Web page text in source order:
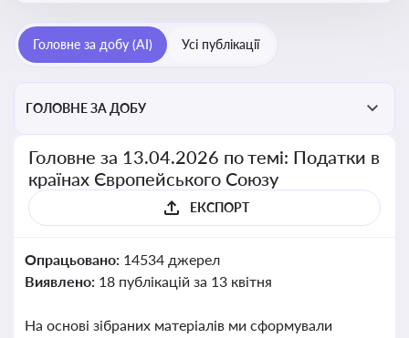
Головне за добу (AI) Усі публікації
ГОЛОВНЕ ЗА ДОБУ
Головне за 13.04.2026 по темі: Податки в
країнах Європейського Союзу
ЕКСПОРТ
Опрацьовано: 14534 джерел
Виявлено: 18 публікацій за 13 квітня
На основі зібраних матеріалів ми сформували